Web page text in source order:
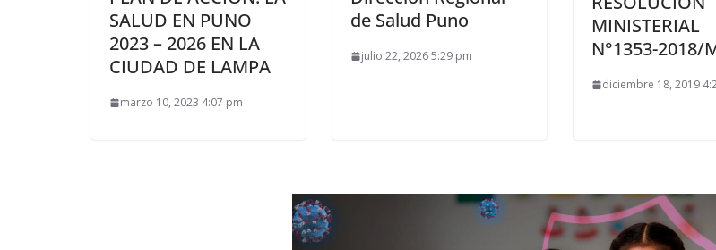
SALUD EN PUNO
2023 – 2026 EN LA
CIUDAD DE LAMPA
marzo 10, 2023 4:07 pm
de Salud Puno
julio 22, 2026 5:29 pm
MINISTERIAL
N°1353-2018/
diciembre 18, 2019